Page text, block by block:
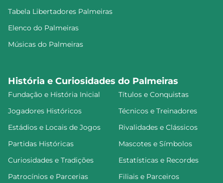
Tabela Libertadores Palmeiras
Elenco do Palmeiras
Músicas do Palmeiras
História e Curiosidades do Palmeiras
Fundação e História Inicial
Títulos e Conquistas
Jogadores Históricos
Técnicos e Treinadores
Estádios e Locais de Jogos
Rivalidades e Clássicos
Partidas Históricas
Mascotes e Símbolos
Curiosidades e Tradições
Estatísticas e Recordes
Patrocínios e Parcerias
Filiais e Parceiros